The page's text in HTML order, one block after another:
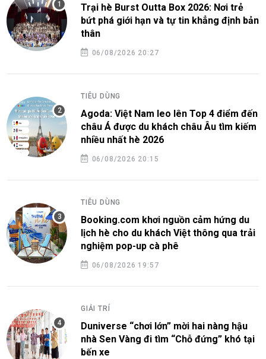
Trại hè Burst Outta Box 2026: Nơi trẻ
bứt phá giới hạn và tự tin khẳng định bản
thân
06/08/2026 20:27
TIÊU DÙNG
Agoda: Việt Nam leo lên Top 4 điểm đến
châu Á được du khách châu Âu tìm kiếm
nhiều nhất hè 2026
06/08/2026 20:15
TIÊU DÙNG
Booking.com khơi nguồn cảm hứng du
lịch hè cho du khách Việt thông qua trải
nghiệm pop-up cà phê
06/08/2026 19:57
GIẢI TRÍ
Duniverse “chơi lớn” mời hai nàng hậu
nhà Sen Vàng đi tìm “Chỗ đứng” khó tại
bến xe